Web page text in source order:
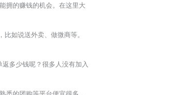
拥的赚钱的机会。在这里大
如说送外卖、做微商等。
多少钱呢？很多人没有加入